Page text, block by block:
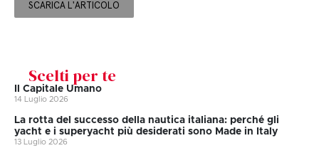
SCARICA L'ARTICOLO
Scelti per te
Il Capitale Umano
14 Luglio 2026
La rotta del successo della nautica italiana: perché gli
yacht e i superyacht più desiderati sono Made in Italy
13 Luglio 2026